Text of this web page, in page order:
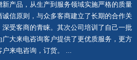
座 网架钢铰支座
产品，从生产到服务领域实施严格的质量
信原则，与众多客商建立了长期的合作关
受客商的青睐。其次公司培训了自己一批
大来电咨询客户提供了更优质服务，更方
来电咨询，订货。 ...